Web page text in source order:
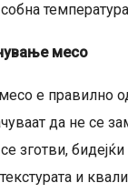
месо
е правилно
да не се
зготви,
и